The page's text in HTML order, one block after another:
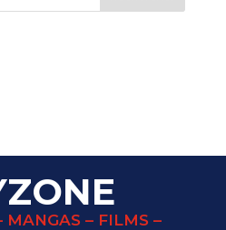
MANGAS – FILMS –